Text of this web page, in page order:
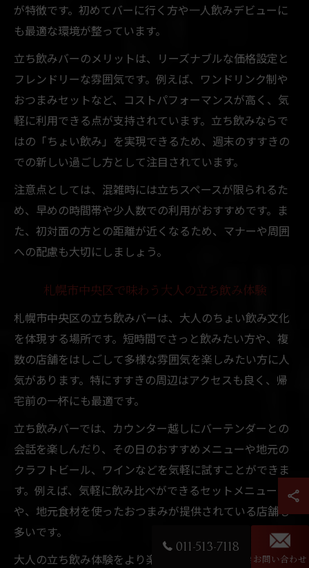
が特徴です。初めてバーに行く方や一人飲みデビューに
も最適な環境が整っています。
立ち飲みバーのメリットは、リーズナブルな価格設定と
フレンドリーな雰囲気です。例えば、ワンドリンク制や
おつまみセットなど、コストパフォーマンスが高く、気
軽に利用できる点が支持されています。立ち飲みならで
はの「ちょい飲み」を実現できるため、週末のすすきの
での新しい過ごし方として注目されています。
注意点としては、混雑時には立ちスペースが限られるた
め、早めの時間帯や少人数での利用がおすすめです。ま
た、初対面の方との距離が近くなるため、マナーや周囲
への配慮も大切にしましょう。
札幌市中央区で味わう大人の立ち飲み体験
札幌市中央区の立ち飲みバーは、大人のちょい飲み文化
を体現する場所です。短時間でさっと飲みたい方や、複
数の店舗をはしごして多様な雰囲気を楽しみたい方に人
気があります。特にすすきの周辺はアクセスも良く、帰
宅前の一杯にも最適です。
立ち飲みバーでは、カウンター越しにバーテンダーとの
会話を楽しんだり、その日のおすすめメニューや地元の
クラフトビール、ワインなどを気軽に試すことができま
す。例えば、気軽に飲み比べができるセットメニュー
や、地元食材を使ったおつまみが提供されている店舗も
多いです。
大人の立ち飲み体験をより楽しむためには、混雑する週
011-513-7118
お問い合わせ